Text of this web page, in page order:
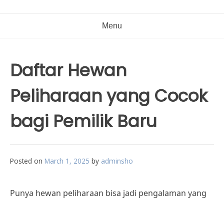
Menu
Daftar Hewan
Peliharaan yang Cocok
bagi Pemilik Baru
Posted on March 1, 2025 by adminsho
Punya hewan peliharaan bisa jadi pengalaman yang